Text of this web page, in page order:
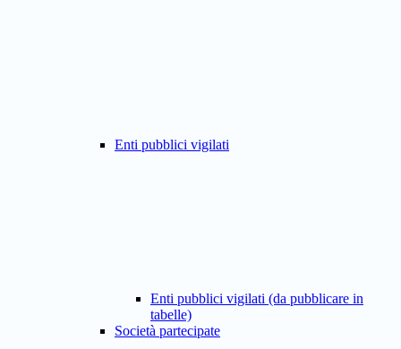
Enti pubblici vigilati
Enti pubblici vigilati (da pubblicare in
tabelle)
Società partecipate